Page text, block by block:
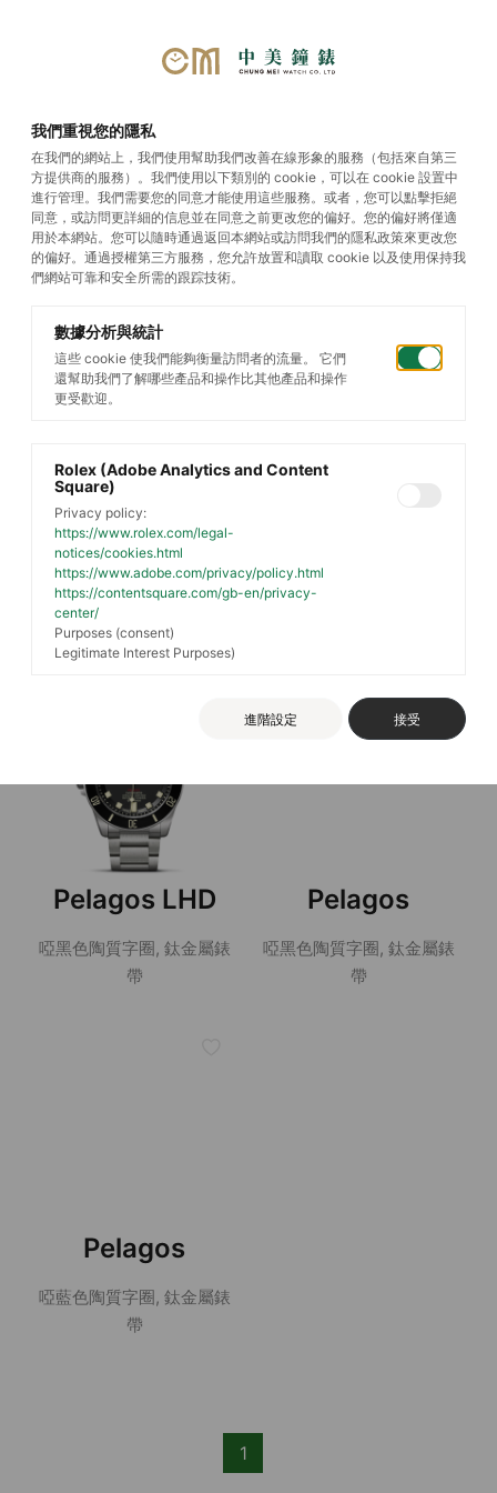
Pelagos
篩選您的搜索
Pelagos Ultra
單向旋轉外圈 , 鈦金屬錶帶
Pelagos 39
Pelagos LHD
啞黑色陶質字圈, 鈦金屬錶
帶
Pelagos
啞黑色陶質字圈, 鈦金屬錶
帶
Pelagos
啞藍色陶質字圈, 鈦金屬錶
帶
1
我們重視您的隱私
在我們的網站上，我們使用幫助我們改善在線形象的服務（包括來自第三
方提供商的服務）。我們使用以下類別的 cookie，可以在 cookie 設置中
進行管理。我們需要您的同意才能使用這些服務。或者，您可以點擊拒絕
同意，或訪問更詳細的信息並在同意之前更改您的偏好。您的偏好將僅適
用於本網站。您可以隨時通過返回本網站或訪問我們的隱私政策來更改您
的偏好。通過授權第三方服務，您允許放置和讀取 cookie 以及使用保持我
們網站可靠和安全所需的跟踪技術。
數據分析與統計
這些 cookie 使我們能夠衡量訪問者的流量。 它們
還幫助我們了解哪些產品和操作比其他產品和操作
更受歡迎。
Rolex (Adobe Analytics and Content
Square)
Privacy policy:
https://www.rolex.com/legal-
notices/cookies.html
https://www.adobe.com/privacy/policy.html
https://contentsquare.com/gb-en/privacy-
center/
Purposes (consent)
Legitimate Interest Purposes)
進階設定 接受